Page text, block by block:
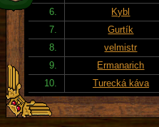
6.
Kybl
7.
Gurtík
8.
velmistr
9.
Ermanarich
10.
Turecká káva